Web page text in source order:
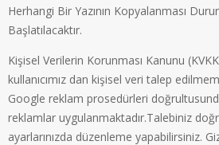
Herhangi Bir Yazının Kopyalanması
Başlatılacaktır.
Kişisel Verilerin Korunması Kanunu
kullanıcımız dan kişisel veri talep
Google reklam prosedürleri
reklamlar uygulanmaktadır.Talebiniz
ayarlarınızda düzenleme yapabilirsiniz.